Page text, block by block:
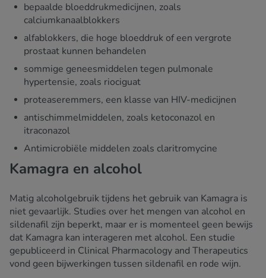
bepaalde bloeddrukmedicijnen, zoals
calciumkanaalblokkers
alfablokkers, die hoge bloeddruk of een vergrote
prostaat kunnen behandelen
sommige geneesmiddelen tegen pulmonale
hypertensie, zoals riociguat
proteaseremmers, een klasse van HIV-medicijnen
antischimmelmiddelen, zoals ketoconazol en
itraconazol
Antimicrobiële middelen zoals claritromycine
Kamagra en alcohol
Matig alcoholgebruik tijdens het gebruik van Kamagra is
niet gevaarlijk. Studies over het mengen van alcohol en
sildenafil zijn beperkt, maar er is momenteel geen bewijs
dat Kamagra kan interageren met alcohol. Een studie
gepubliceerd in Clinical Pharmacology and Therapeutics
vond geen bijwerkingen tussen sildenafil en rode wijn.